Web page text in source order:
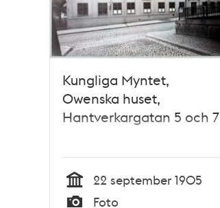
Kungliga Myntet,
Owenska huset,
Hantverkargatan 5 och 7
Tid
22 september 1905
Foto